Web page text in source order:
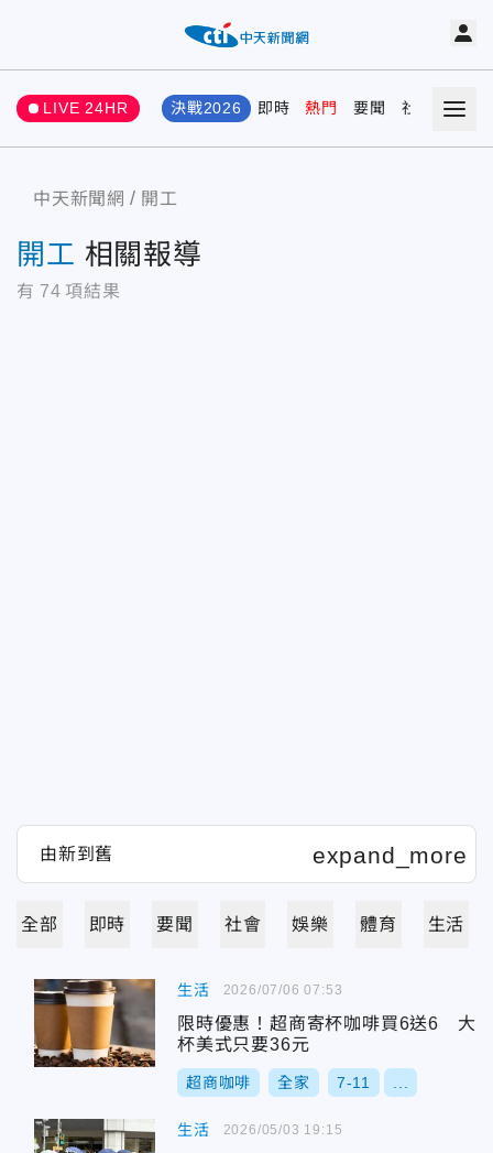
LIVE 24HR 決戰2026 即時 熱門 要聞 社會 娛樂
中天新聞網 開工
開工 相關報導
有 74 項結果
全部 即時 要聞 社會 娛樂 體育 生活
生活
限時優惠！超商寄杯咖啡買6送6 大
杯美式只要36元
超商咖啡 全家 7-11
2026/07/06 07:53
生活 2026/05/03 19:15